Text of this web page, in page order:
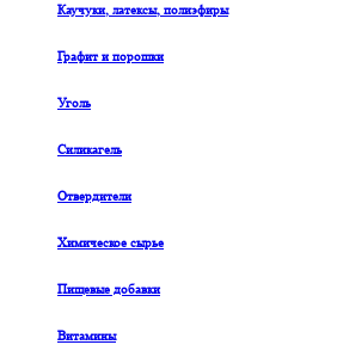
Каучуки, латексы, полиэфиры
Графит и порошки
Уголь
Силикагель
Отвердители
Химическое сырье
Пищевые добавки
Витамины